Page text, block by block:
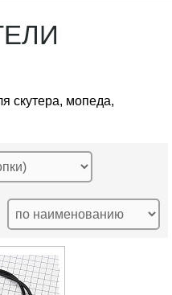
скутера, мопеда,